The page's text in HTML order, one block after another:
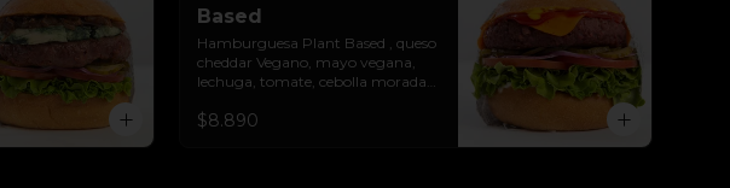
Based
Hamburguesa Plant Based , queso
cheddar Vegano, mayo vegana,
lechuga, tomate, cebolla morada,
Colocados sobre un pan vegano
$8.890